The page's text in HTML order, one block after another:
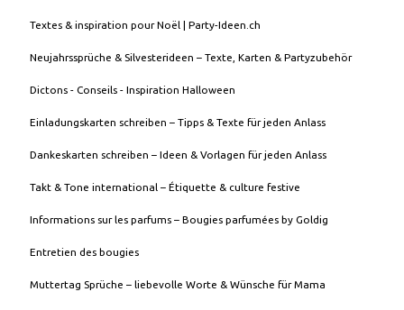
Textes & inspiration pour Noël | Party-Ideen.ch
Neujahrssprüche & Silvesterideen – Texte, Karten & Partyzubehör
Dictons - Conseils - Inspiration Halloween
Einladungskarten schreiben – Tipps & Texte für jeden Anlass
Dankeskarten schreiben – Ideen & Vorlagen für jeden Anlass
Takt & Tone international – Étiquette & culture festive
Informations sur les parfums – Bougies parfumées by Goldig
Entretien des bougies
Muttertag Sprüche – liebevolle Worte & Wünsche für Mama